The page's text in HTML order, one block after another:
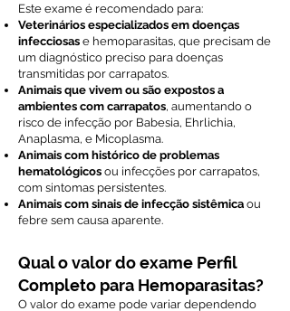
Este exame é recomendado para:
Veterinários especializados em doenças
infecciosas e hemoparasitas, que precisam de
um diagnóstico preciso para doenças
transmitidas por carrapatos.
Animais que vivem ou são expostos a
ambientes com carrapatos, aumentando o
risco de infecção por Babesia, Ehrlichia,
Anaplasma, e Micoplasma.
Animais com histórico de problemas
hematológicos ou infecções por carrapatos,
com sintomas persistentes.
Animais com sinais de infecção sistêmica ou
febre sem causa aparente.
Qual o valor do exame Perfil
Completo para Hemoparasitas?
O valor do exame pode variar dependendo